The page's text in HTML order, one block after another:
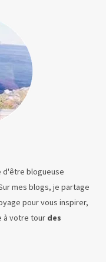
d'être blogueuse
mes blogs, je partage
pour vous inspirer,
à votre tour des